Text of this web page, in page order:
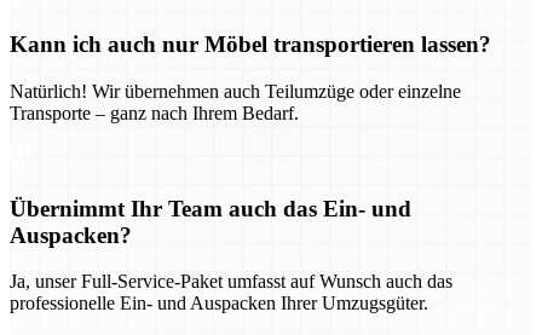
Kann ich auch nur Möbel transportieren lassen?
Natürlich! Wir übernehmen auch Teilumzüge oder einzelne
Transporte – ganz nach Ihrem Bedarf.
Übernimmt Ihr Team auch das Ein- und
Auspacken?
Ja, unser Full-Service-Paket umfasst auf Wunsch auch das
professionelle Ein- und Auspacken Ihrer Umzugsgüter.